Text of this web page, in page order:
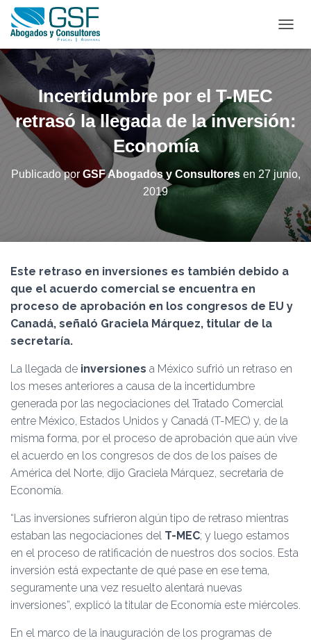
A
M
O
D
O
D
N
A
V
A
Ó
Incertidumbre por el T-MEC
retrasó la llegada de la inversión:
Economía
Publicado por GSF Abogados y Consultoresen 27 junio,
2019
Este retraso en inversiones es también debido a
que el acuerdo comercial se encuentra en
proceso de aprobación en los congresos de EU y
Canadá, señaló Graciela Márquez, titular de la
secretaría.
La llegada de inversiones a México sufrió un retraso en
los meses anteriores a causa de la incertidumbre
generada por las negociaciones del Tratado Comercial
entre México, Estados Unidos y Canadá (T-MEC) y, de la
misma forma, por el proceso de aprobación que aún vive
el acuerdo en los congresos de dos de los países de
América del Norte, dijo Graciela Márquez, secretaria de
Economía.
“Las inversiones sufrieron algún tipo de retraso mientras
estaban las negociaciones del T-MEC; y luego estamos
en el proceso de ratificación de nuestros dos socios. Esta
inversión está expectante de qué pase en ese tema,
seguramente una vez resuelto alentará nuevas
inversiones”, explicó la titular de Economía este miércoles.
En el marco de la inauguración de los programas de